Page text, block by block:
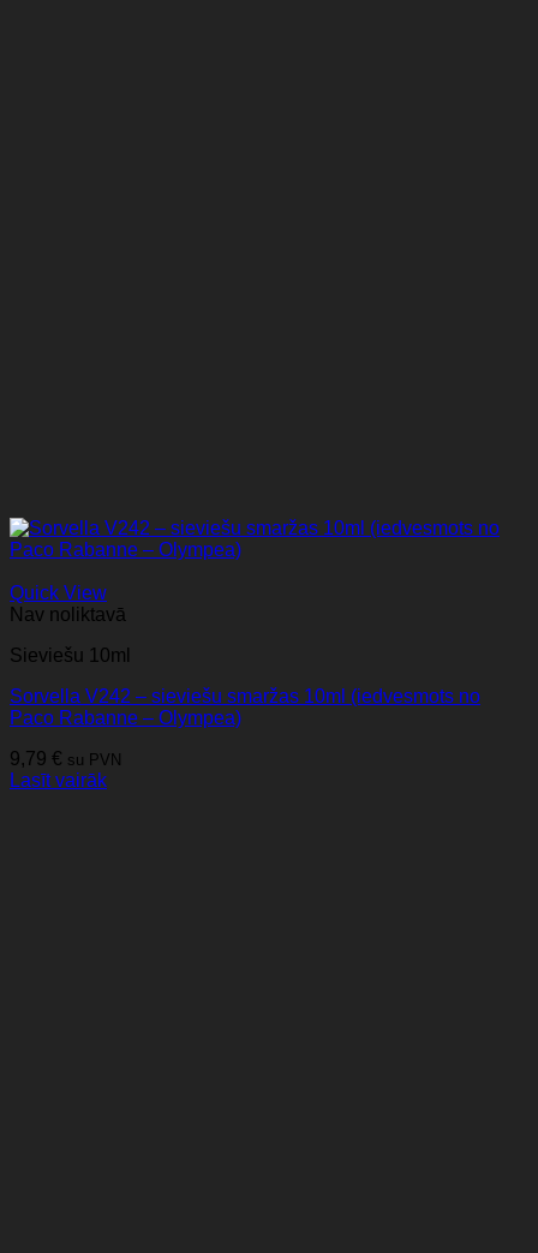
Quick View
Nav noliktavā
Sieviešu 10ml
Sorvella V242 – sieviešu smaržas 10ml (iedvesmots no
Paco Rabanne – Olympea)
9,79 € su PVN
Lasīt vairāk